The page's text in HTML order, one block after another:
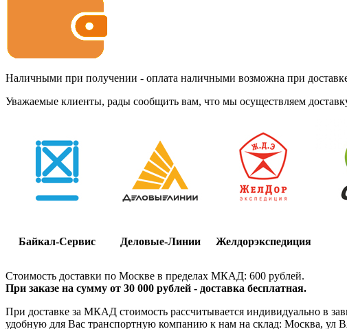
Наличными при получении - оплата наличными возможна при
Уважаемые клиенты, рады сообщить вам, что мы осуществляем
Байкал-Сервис Деловые-Линии Желдорэкспедиция
Стоимость доставки по Москве в пределах МКАД: 600 рублей.
При заказе на сумму от 30 000 рублей - доставка бесплатная.
При доставке за МКАД стоимость рассчитывается индивидуально в
удобную для Вас транспортную компанию к нам на склад: Москва, ул